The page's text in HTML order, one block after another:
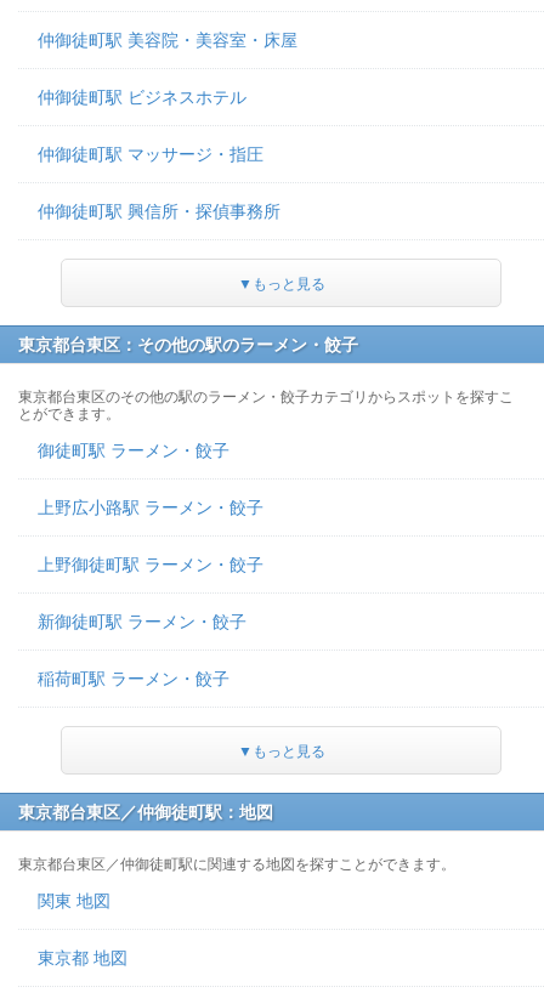
仲御徒町駅 美容院・美容室・床屋
仲御徒町駅 ビジネスホテル
仲御徒町駅 マッサージ・指圧
仲御徒町駅 興信所・探偵事務所
▼もっと見る
東京都台東区：その他の駅のラーメン・餃子
東京都台東区のその他の駅のラーメン・餃子カテゴリからスポットを探すこ
とができます。
御徒町駅 ラーメン・餃子
上野広小路駅 ラーメン・餃子
上野御徒町駅 ラーメン・餃子
新御徒町駅 ラーメン・餃子
稲荷町駅 ラーメン・餃子
▼もっと見る
東京都台東区／仲御徒町駅：地図
東京都台東区／仲御徒町駅に関連する地図を探すことができます。
関東 地図
東京都 地図